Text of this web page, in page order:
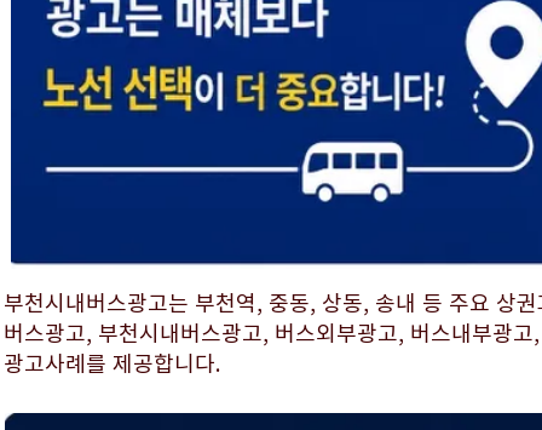
부천시내버스광고는 부천역, 중동, 상동, 송내 등 주요 상
버스광고, 부천시내버스광고, 버스외부광고, 버스내부광
광고사례를 제공합니다.